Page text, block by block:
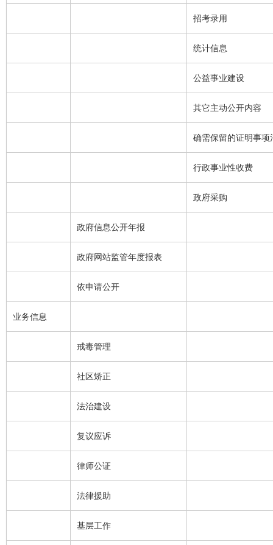
招考录用
统计信息
公益事业建设
其它主动公开内容
确需保留的证明事项
行政事业性收费
政府采购
政府信息公开年报
政府网站监管年度报表
依申请公开
业务信息
戒毒管理
社区矫正
法治建设
复议应诉
律师公证
法律援助
基层工作